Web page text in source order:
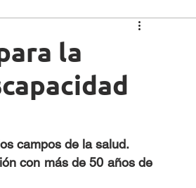
Género
Down Coronavirus
Arte Nutrición
la
campos de la salud.
con más de 50 años de